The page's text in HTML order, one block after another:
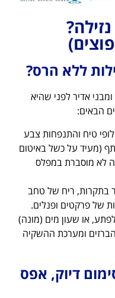
ללא הרס?
ומבני אדיר לפני שהיא
הבאים:
טיח והתנפחות צבע
(מעיד על כשל באיטום
לא מוסברת במפלס
בתקרות, ריח של טחב
של פרקטים ופנלים.
או שעון מים (מונה)
ומערכת ההשקיה
דיוק, אפס